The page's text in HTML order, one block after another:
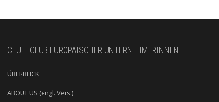
CEU – CLUB EUROPÄISCHER UNTERNEHMERINNEN
ÜBERBLICK
ABOUT US (engl. Vers.)